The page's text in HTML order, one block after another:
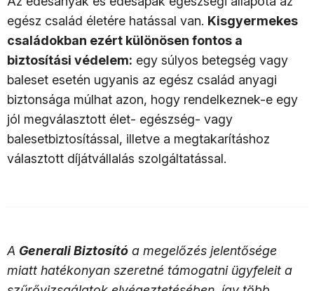
egész család életére hatással van. Kisgyermekes
családokban ezért különösen fontos a
biztosítási védelem: egy súlyos betegség vagy
baleset esetén ugyanis az egész család anyagi
biztonsága múlhat azon, hogy rendelkeznek-e egy
jól megválasztott élet- egészség- vagy
balesetbiztosítással, illetve a megtakarításhoz
választott díjátvállalás szolgáltatással.
A Generali Biztosító a megelőzés jelentősége
miatt hatékonyan szeretné támogatni ügyfeleit a